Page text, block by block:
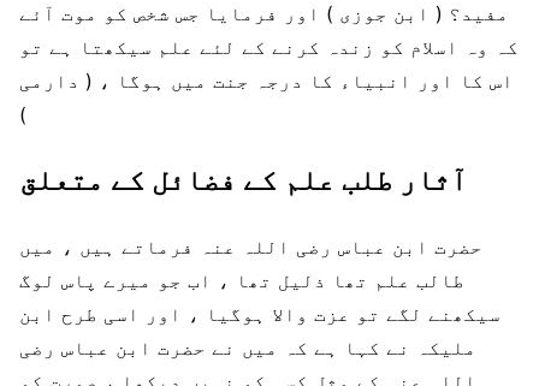
مفید؟ ( ابن جوزی ) اور فرمایا جس شخص کو موت آئے
کہ وہ اسلام کو زندہ کرنے کے لئے علم سیکھتا ہے تو
اس کا اور انبیاء کا درجہ جنت میں ہوگا ، ( دارمی
)
حضرت ابن عباس رضی اللہ عنہ فرماتے ہیں ، میں
طالب علم تھا ذلیل تھا ، اب جو میرے پاس لوگ
سیکھنے لگے تو عزت والا ہوگیا ، اور اسی طرح ابن
ملیکہ نے کہا ہے کہ میں نے حضرت ابن عباس رضی